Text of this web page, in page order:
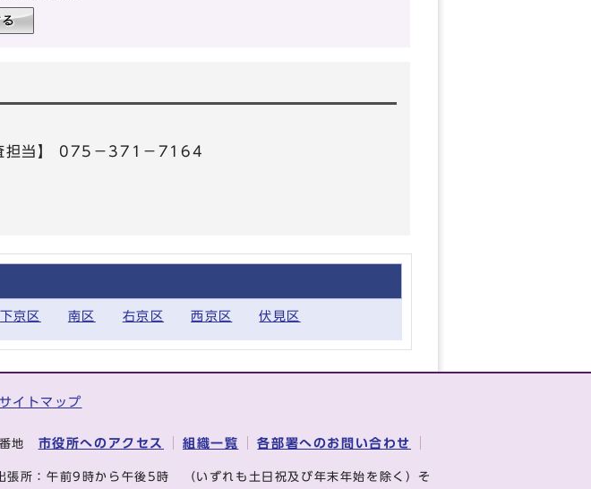
担当】 075－371－7164
下京区 南区 右京区 西京区 伏見区
サイトマップ
番地 市役所へのアクセス 組織一覧 各部署へのお問い合わせ
張所：午前9時から午後5時 （いずれも土日祝及び年末年始を除く）そ